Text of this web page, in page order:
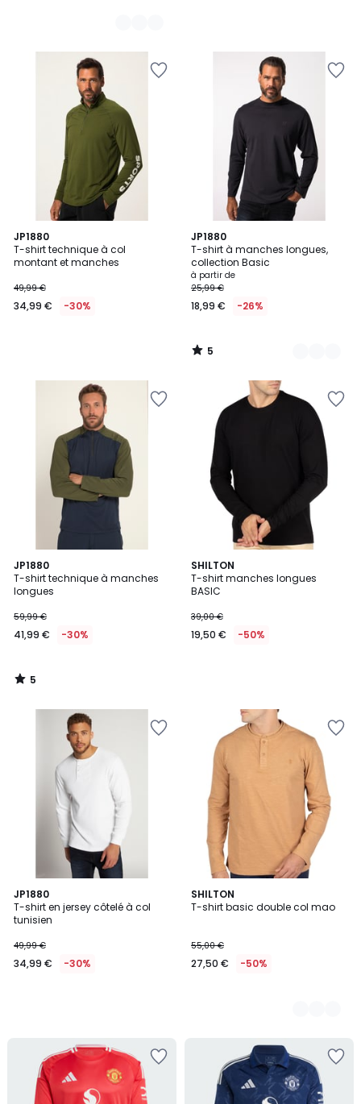
JP1880
T-shirt technique à col
montant et manches
49,99 €
34,99 € -30%
JP1880
T-shirt à manches longues,
collection Basic
à partir de
25,99 €
18,99 € -26%
5
/
5
14
Couleurs
5
/
JP1880
T-shirt technique à manches
longues
59,99 €
41,99 € -30%
5
/
5
5
/
SHILTON
T-shirt manches longues
BASIC
39,00 €
19,50 € -50%
JP1880
T-shirt en jersey côtelé à col
tunisien
49,99 €
34,99 € -30%
SHILTON
T-shirt basic double col mao
55,00 €
27,50 € -50%
2
Couleurs